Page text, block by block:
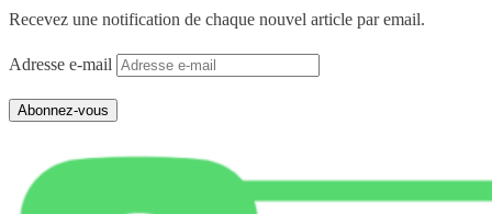
Recevez une notification de chaque nouvel article par email.
Adresse e-mail
Abonnez-vous